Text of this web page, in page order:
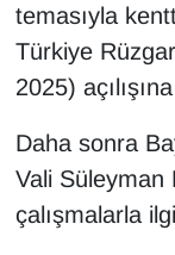
temasıyla
Türkiye
2025)
Daha sonra
Vali Süleyman
çalışmalarla